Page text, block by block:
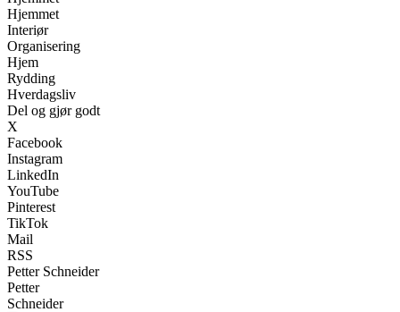
Hjemmet
Interiør
Organisering
Hjem
Rydding
Hverdagsliv
Del og gjør godt
X
Facebook
Instagram
LinkedIn
YouTube
Pinterest
TikTok
Mail
RSS
Petter Schneider
Petter
Schneider